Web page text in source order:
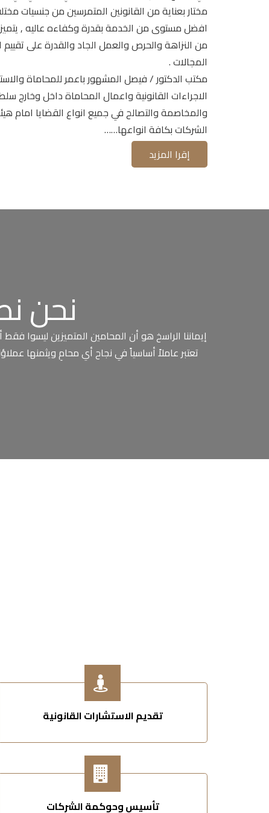
مختار بعناية من القانونين المتمرسين من جنسيات
افضل مستوى من الخدمة بقدرة وكفاءه عاليه ,
من النزاهة والحرص والعمل الجاد والقدرة على
المجالات .
مكتب الدكتور / فيصل المشهور باعمر للمحاماة
الاجراءات القانونية واعمال المحاماة داخل وخارج
والمخاصمة والتصالح في جميع انواع القضايا امام
الشركات بكافة انواعها……
إقرا المزيد
نحن
إيماننا الراسخ هو أن المحامين المتميزين ليسوا فقط
تعتبر عاملاً أساسياً في نجاح أي محامِ ويثمنها
تقديم الاستشارات القانونية
تأسيس وحوكمة الشركات